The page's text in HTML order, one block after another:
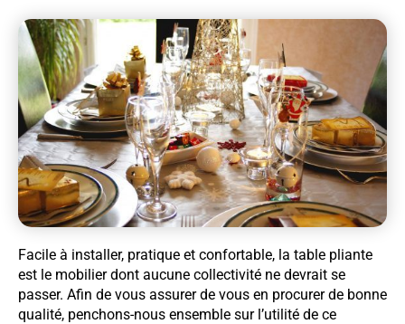
Facile à installer, pratique et confortable, la table pliante
est le mobilier dont aucune collectivité ne devrait se
passer. Afin de vous assurer de vous en procurer de bonne
qualité, penchons-nous ensemble sur l’utilité de ce